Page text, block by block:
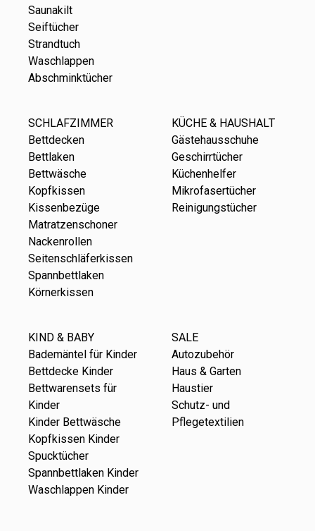
Saunakilt
Seiftücher
Strandtuch
Waschlappen
Abschminktücher
SCHLAFZIMMER
Bettdecken
Bettlaken
Bettwäsche
Kopfkissen
Kissenbezüge
Matratzenschoner
Nackenrollen
Seitenschläferkissen
Spannbettlaken
Körnerkissen
KÜCHE & HAUSHALT
Gästehausschuhe
Geschirrtücher
Küchenhelfer
Mikrofasertücher
Reinigungstücher
KIND & BABY
Bademäntel für Kinder
Bettdecke Kinder
Bettwarensets für
Kinder
Kinder Bettwäsche
Kopfkissen Kinder
Spucktücher
Spannbettlaken Kinder
Waschlappen Kinder
SALE
Autozubehör
Haus & Garten
Haustier
Schutz- und
Pflegetextilien